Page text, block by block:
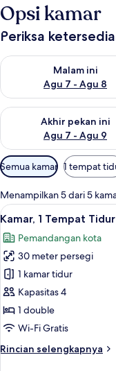
Opsi kamar
Periksa
Malam ini
Agu 7 - Agu 8
Periksa ketersediaan
Akhir pekan ini
Agu 7 - Agu 9
Periksa ketersediaan
Filter
tersedia
untuk
kamar
Semua kamar 1 tempat
Menampilkan 5 dari 5
Lihat
semua
foto
untuk
Kamar,
1
Tempat
Tidur
11
Kamar, 1 Tempat
Pemandangan kota
30 meter persegi
1 kamar tidur
Kapasitas 4
1 double
Wi-Fi Gratis
Rincian selengkapnya
Rincian